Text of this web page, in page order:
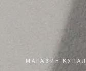
МАГАЗИН